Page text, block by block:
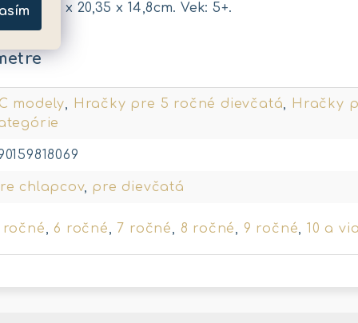
34,3 x 20,35 x 14,8cm. Vek: 5+.
modely, Hračky pre 5 ročné dievčatá,
Hračky
chlapcov, pre dievčatá
ročné, 6 ročné, 7 ročné, 8 ročné, 9 ročné, 10 a